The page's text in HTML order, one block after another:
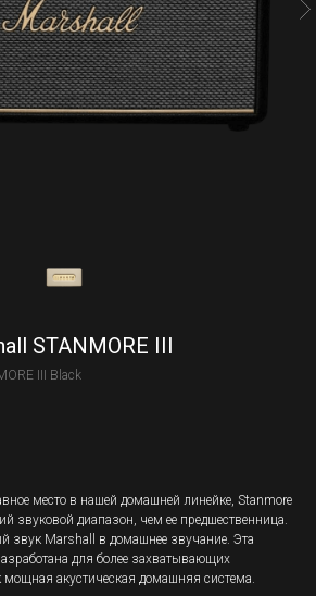
STANMORE III
III Black
место в нашей домашней линейке, Stanmore
звуковой диапазон, чем ее предшественница.
звук Marshall в домашнее звучание. Эта
для более захватывающих
мощная акустическая домашняя система.